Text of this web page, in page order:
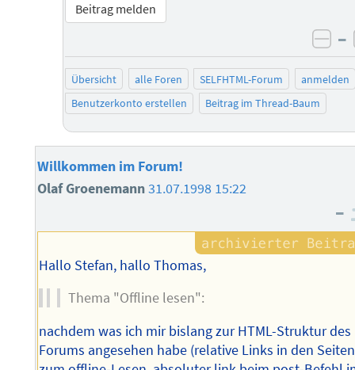
Beitrag melden
–
Übersicht alle Foren SELFHTML-Forum
anmelden
Benutzerkonto erstellen
Beitrag im Thread-Baum
Willkommen im Forum!
Olaf Groenemann31.07.1998 15:22
–
Hallo Stefan, hallo Thomas,
Thema "Offline lesen":
nachdem was ich mir bislang zur HTML-Struktur des
Forums angesehen habe (relative Links in den Seiten